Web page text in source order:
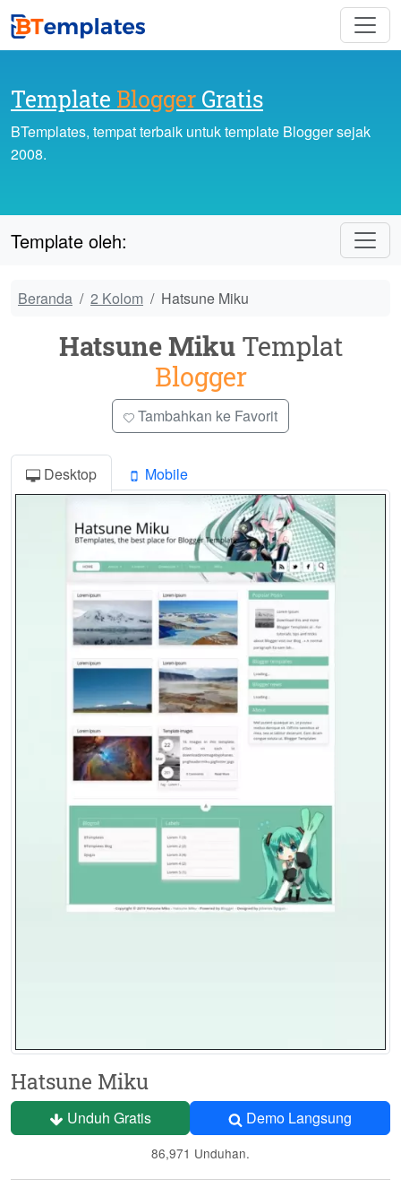
Template Blogger Gratis
BTemplates, tempat terbaik untuk template Blogger sejak
2008.
Template oleh:
Beranda 2 Kolom Hatsune Miku
Hatsune MikuTemplat
Blogger
Tambahkan ke Favorit
Hatsune Miku
Unduh Gratis Demo Langsung
86,971 Unduhan.
Desktop Mobile